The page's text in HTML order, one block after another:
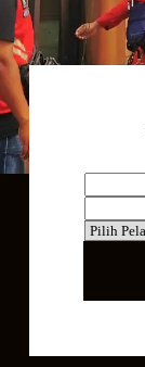
a
m
a
e
l
S
e
i
s